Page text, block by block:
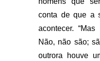
conta de que a
acontecer.
Não, não são;
outrora houve